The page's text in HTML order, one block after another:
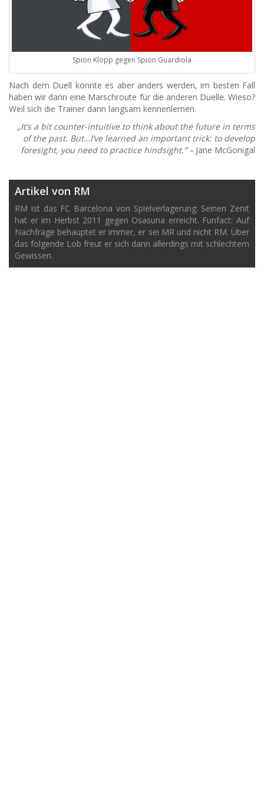
Spion Klopp gegen Spion Guardiola
Nach dem Duell könnte es aber anders werden, im besten Fall
haben wir dann eine Marschroute für die anderen Duelle. Wieso?
Weil sich die Trainer dann langsam kennenlernen.
„It’s a bit counter-intuitive to think about the future in terms
of the past. But…I’ve learned an important trick: to develop
foresight, you need to practice hindsight.” – Jane McGonigal
Artikel von RM
RM ist das FC Barcelona von Spielverlagerung: Seinen Zenit
hat er im Herbst 2011 gegen Osasuna erreicht. Funfact: Auf
Nachfrage behauptet er immer, er sei MR und nicht RM. Über
das folgende Lob freut er sich dann allerdings mit schlechtem
Gewissen.